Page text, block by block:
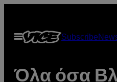
περιεχόμενο
Ανοίξτε
το
Subscribe
Όλα όσα